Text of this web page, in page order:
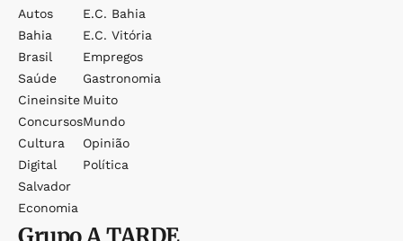
Autos
Bahia
Brasil
Saúde
Cineinsite
Concursos
Cultura
Digital
Salvador
Economia
E.c. Bahia
E.c. Vitória
Empregos
Gastronomia
Muito
Mundo
Opinião
Política